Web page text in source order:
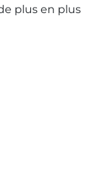
plus en plus